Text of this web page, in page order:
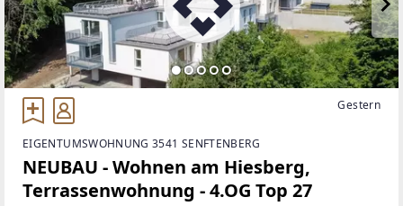
Gestern
EIGENTUMSWOHNUNG 3541 SENFTENBERG
NEUBAU - Wohnen am Hiesberg,
Terrassenwohnung - 4.OG Top 27